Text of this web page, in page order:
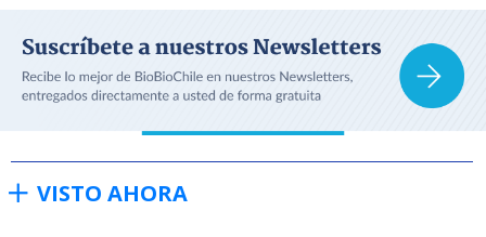
VISTO AHORA